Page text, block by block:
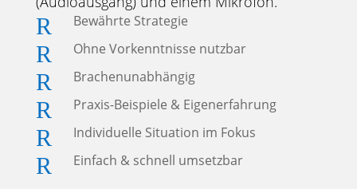
R Bewährte Strategie
R Ohne Vorkenntnisse nutzbar
R Brachenunabhängig
R Praxis-Beispiele & Eigenerfahrung
R Individuelle Situation im Fokus
R Einfach & schnell umsetzbar